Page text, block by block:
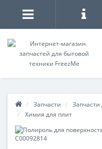
Запчасти
Запчасти
Химия для плит